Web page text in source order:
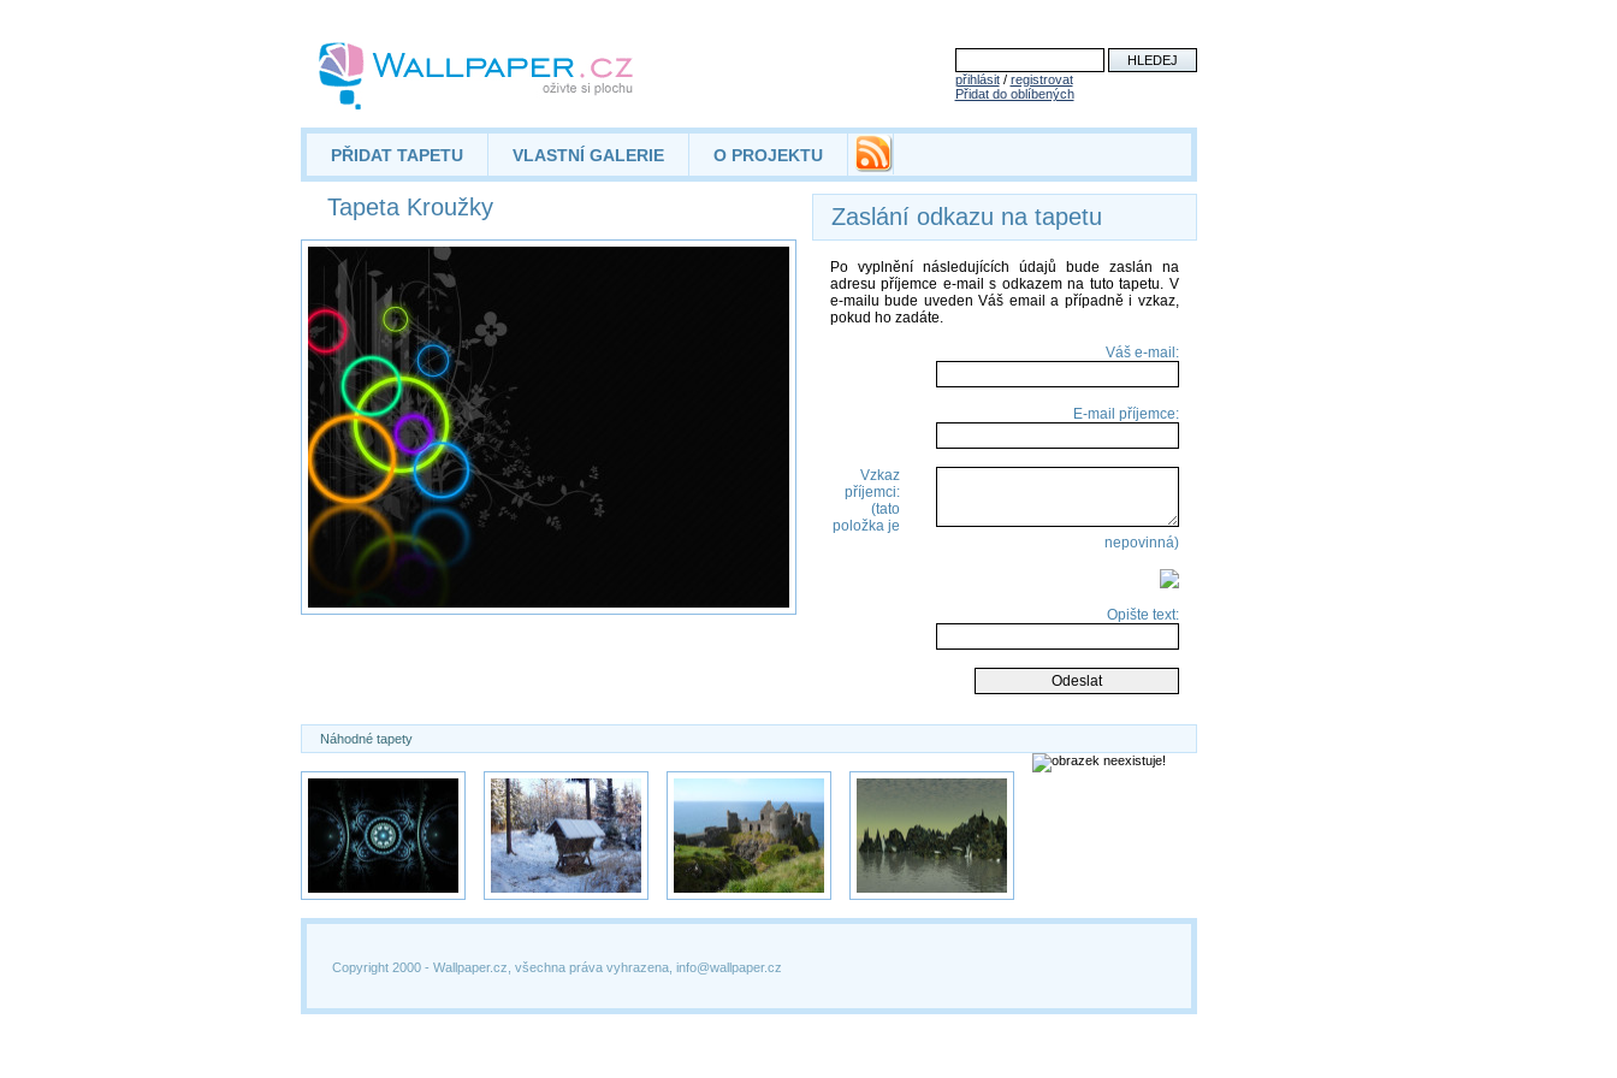
přihlásit/ registrovat
Přidat do oblíbených
PŘIDAT TAPETU VLASTNÍ GALERIE O PROJEKTU
Tapeta Kroužky Zaslání odkazu na tapetu
Po vyplnění následujících údajů bude zaslán na
adresu příjemce e-mail s odkazem na tuto tapetu. V
e-mailu bude uveden Váš email a případně i vzkaz,
pokud ho zadáte.
Váš e-mail:
E-mail příjemce:
Vzkaz
příjemci:
(tato
položka je
nepovinná)
Opište text:
Náhodné tapety
Copyright 2000 - Wallpaper.cz, všechna práva vyhrazena, info@wallpaper.cz